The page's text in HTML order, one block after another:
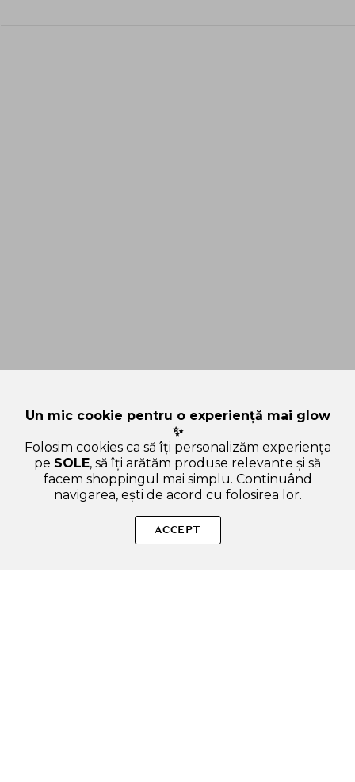
Produse autentice, conforme UE, alese responsabil.
Un mic cookie pentru o experiență mai glow
✨
Folosim cookies ca să îți personalizăm experiența
pe SOLE, să îți arătăm produse relevante și să
facem shoppingul mai simplu. Continuând
navigarea, ești de acord cu folosirea lor.
ACCEPT